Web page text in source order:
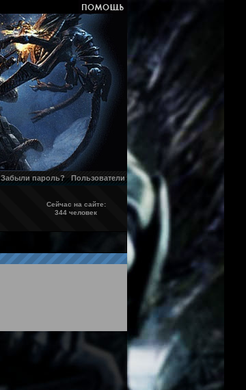
Забыли пароль? Пользователи
Сейчас на сайте:
344 человек